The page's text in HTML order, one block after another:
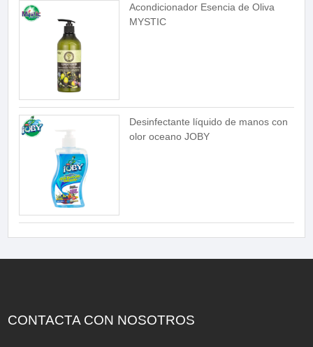
Acondicionador Esencia de Oliva
MYSTIC
Desinfectante líquido de manos con
olor oceano JOBY
CONTACTA CON NOSOTROS